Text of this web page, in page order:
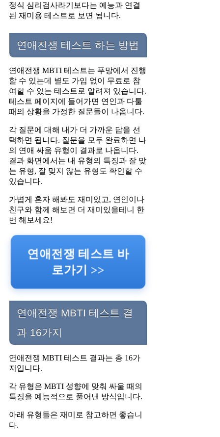
정식 심리검사라기보다는 예능과 연결
된 재미용 테스트로 보면 됩니다.
연애전쟁 테스트 하는 방법
연애전쟁 MBTI 테스트는 푸망에서 진행
할 수 있는데 별도 가입 없이 무료로 참
여할 수 있는 테스트로 알려져 있습니다.
테스트 페이지에 들어가면 연인과 다툴
때의 상황을 가정한 질문들이 나옵니다.
각 질문에 대해 내가 더 가까운 답을 선
택하면 됩니다. 질문을 모두 완료하면 나
의 연애 싸움 유형이 결과로 나옵니다.
결과 화면에서는 내 유형의 특징과 잘 맞
는 유형, 잘 맞지 않는 유형도 확인할 수
있습니다.
가볍게 혼자 해봐도 재미있고, 연인이나
친구와 함께 해보면 더 재미있을테니 한
번 해보세요!
연애전쟁 테스트 바
로가기 >>
연애전쟁 MBTI 테스트 결
과 16가지
연애전쟁 MBTI 테스트 결과는 총 16가
지입니다.
각 유형은 MBTI 성향에 맞춰 싸울 때의
특징을 예능적으로 풀어낸 방식입니다.
아래 유형들은 재미로 참고하면 좋습니
다.